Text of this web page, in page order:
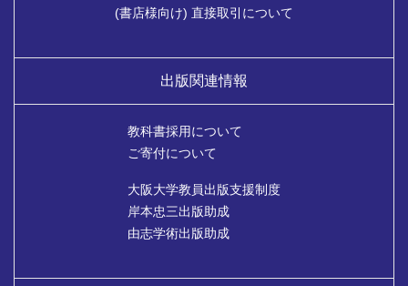
(書店様向け) 直接取引について
出版関連情報
教科書採用について
ご寄付について
大阪大学教員出版支援制度
岸本忠三出版助成
由志学術出版助成